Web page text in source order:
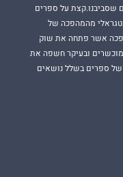
עם דרישות.
הממכרת דיסייפלס
כבודד.
לוהטים ביותר
שסביבנו.קצת על ספרים
מהמהפכה של
אשר פתחה את שוק
ובעיקר חשפה את
ספרים בשלל נושאים